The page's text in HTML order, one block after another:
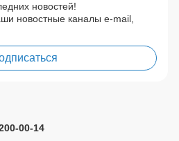
новостей!
новостные каналы e-mail,
00-14